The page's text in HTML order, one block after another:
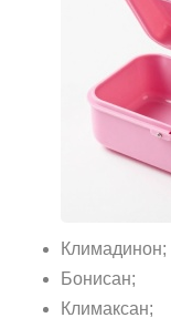
Климадинон;
Бонисан;
Климаксан;